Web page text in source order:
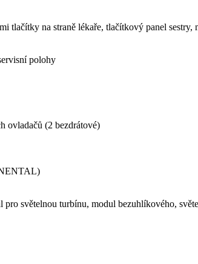
tlačítky na straně lékaře, tlačítkový panel
polohy
ovladačů (2 bezdrátové)
pro světelnou turbínu, modul bezuhlíkového,